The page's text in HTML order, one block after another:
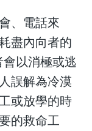
、電話來
盡內向者的
以消極或逃
誤解為冷漠
或放學的時
的救命工